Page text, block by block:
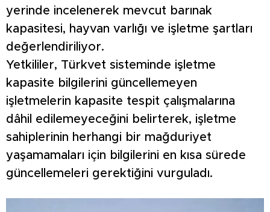
yerinde incelenerek mevcut barınak
kapasitesi, hayvan varlığı ve işletme şartları
değerlendiriliyor.
Yetkililer, Türkvet sisteminde işletme
kapasite bilgilerini güncellemeyen
işletmelerin kapasite tespit çalışmalarına
dâhil edilemeyeceğini belirterek, işletme
sahiplerinin herhangi bir mağduriyet
yaşamamaları için bilgilerini en kısa sürede
güncellemeleri gerektiğini vurguladı.